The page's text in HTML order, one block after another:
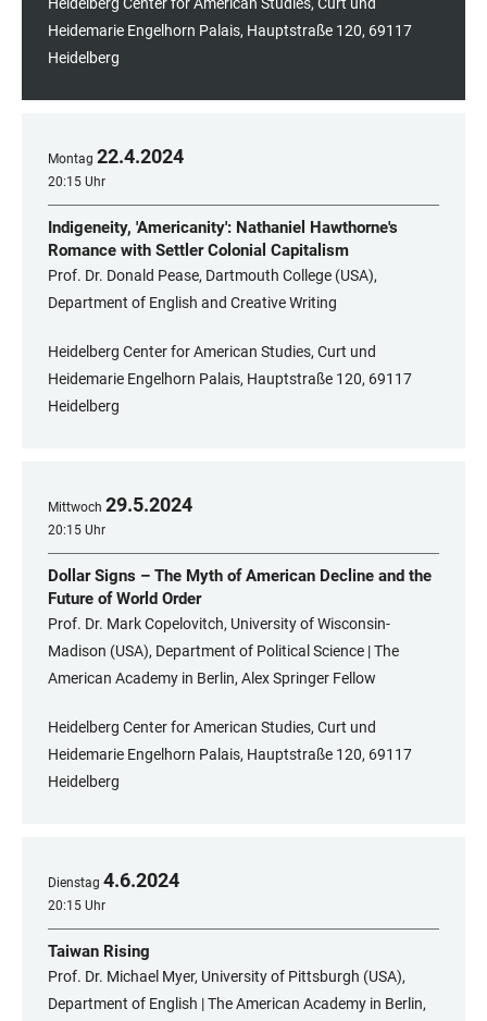
Heidemarie Engelhorn Palais, Hauptstraße 120, 69117
Heidelberg
Montag 22.4.2024
20:15 Uhr
Indigeneity, 'Americanity': Nathaniel Hawthorne's
Romance with Settler Colonial Capitalism
Prof. Dr. Donald Pease, Dartmouth College (USA),
Department of English and Creative Writing
Heidelberg Center for American Studies, Curt und
Heidemarie Engelhorn Palais, Hauptstraße 120, 69117
Heidelberg
Mittwoch 29.5.2024
20:15 Uhr
Dollar Signs – The Myth of American Decline and the
Future of World Order
Prof. Dr. Mark Copelovitch, University of Wisconsin-
Madison (USA), Department of Political Science | The
American Academy in Berlin, Alex Springer Fellow
Heidelberg Center for American Studies, Curt und
Heidemarie Engelhorn Palais, Hauptstraße 120, 69117
Heidelberg
Dienstag 4.6.2024
20:15 Uhr
Taiwan Rising
Prof. Dr. Michael Myer, University of Pittsburgh (USA),
Department of English | The American Academy in Berlin,